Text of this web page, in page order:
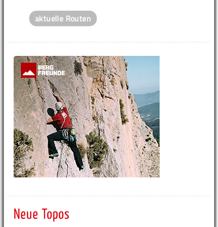
aktuelle Routen
Neue Topos